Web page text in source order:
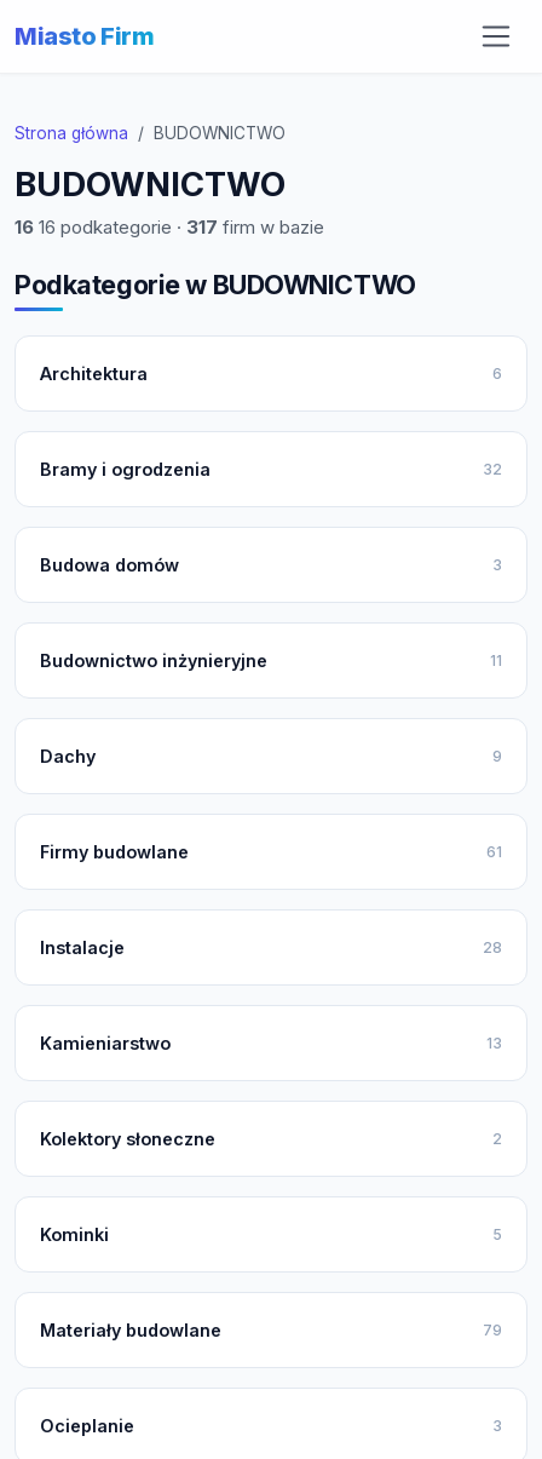
Miasto Firm
Strona główna BUDOWNICTWO
BUDOWNICTWO
16 16 podkategorie · 317 firm w bazie
Podkategorie w BUDOWNICTWO
Architektura 6
Bramy i ogrodzenia 32
Budowa domów 3
Budownictwo inżynieryjne 11
Dachy 9
Firmy budowlane 61
Instalacje 28
Kamieniarstwo 13
Kolektory słoneczne 2
Kominki 5
Materiały budowlane 79
Ocieplanie 3